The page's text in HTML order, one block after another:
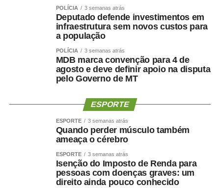
Kelluby de Oliveira, atribuiu os resultados ao trabalho
integrado das equipes e ao fortalecimento da gestão
“O protagonismo do HMC é resultado do empenho diário
de equipes multiprofissionais altamente qualificadas e de
uma gestão comprometida com a eficiência e a
humanização da assistência. Além de sermos referência
queimados, temos ampliado a oferta de cirurgias eletivas
e procedimentos especializados, garantindo mais acesso
e qualidade no atendimento prestado aos usuários do
SUS”, destacou.
Referência estadual em urgência, emergência,
politrauma, traumato-ortopedia e tratamento de
queimados, por meio do Centro de Tratamento de
POLÍCIA 3 semanas atrás
Deputado defende investimentos em
infraestrutura sem novos custos para
a população
POLÍCIA 3 semanas atrás
MDB marca convenção para 4 de
agosto e deve definir apoio na disputa
pelo Governo de MT
ESPORTE
ESPORTE 3 semanas atrás
Quando perder músculo também
ameaça o cérebro
ESPORTE 3 semanas atrás
Isenção do Imposto de Renda para
pessoas com doenças graves: um
direito ainda pouco conhecido